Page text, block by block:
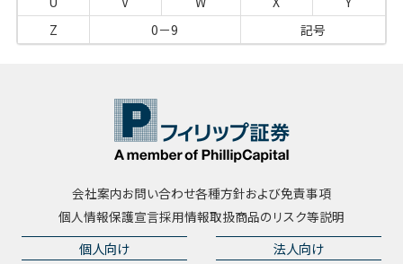
Z
0－9 記号
会社案内お問い合わせ各種方針および免責事項
個人情報保護宣言採用情報取扱商品のリスク等説明
個人向け 法人向け